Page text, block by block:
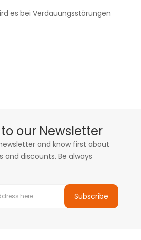
es bei Verdauungsstörungen
our Newsletter
and know first about
and discounts. Be always
Subscribe